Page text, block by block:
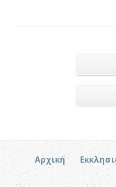
Αρχική